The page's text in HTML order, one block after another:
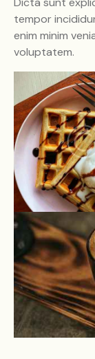
tempor
enim minim
voluptatem.